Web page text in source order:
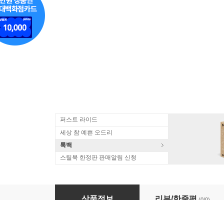
퍼스트 라이드
세상 참 예쁜 오드리
룩백
스틸북 한정판 판매알림 신청
바흐: 리코더와 하프시코드를 위한 작품집